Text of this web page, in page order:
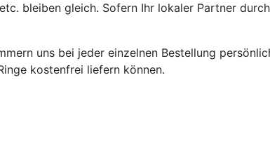
bleiben gleich. Sofern Ihr lokaler Partner
uns bei jeder einzelnen Bestellung
kostenfrei liefern können.